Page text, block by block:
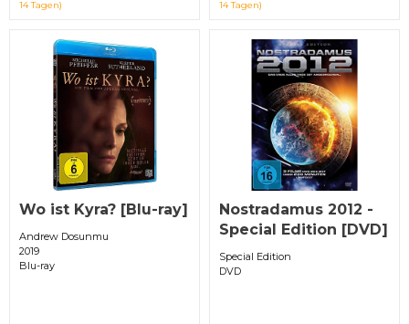
14 Tagen)
14 Tagen)
Wo ist Kyra? [Blu-ray]
Andrew Dosunmu
2019
Blu-ray
Nostradamus 2012 -
Special Edition [DVD]
Special Edition
DVD